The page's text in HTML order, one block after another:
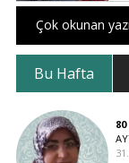
Çok okunan
Bu Hafta